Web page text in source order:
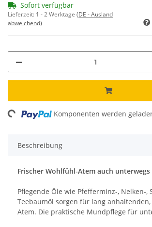
Sofort verfügbar
Lieferzeit: 1 - 2 Werktage (DE - Ausland
abweichend)
Komponenten werden
Beschreibung
Frischer Wohlfühl-Atem auch unterwegs
Pflegende Öle wie Pfefferminz-, Nelken-,
Teebaumöl sorgen für lang
Atem. Die praktische Mundpflege für